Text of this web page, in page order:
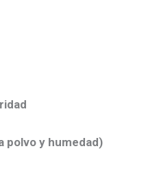
polvo y humedad)